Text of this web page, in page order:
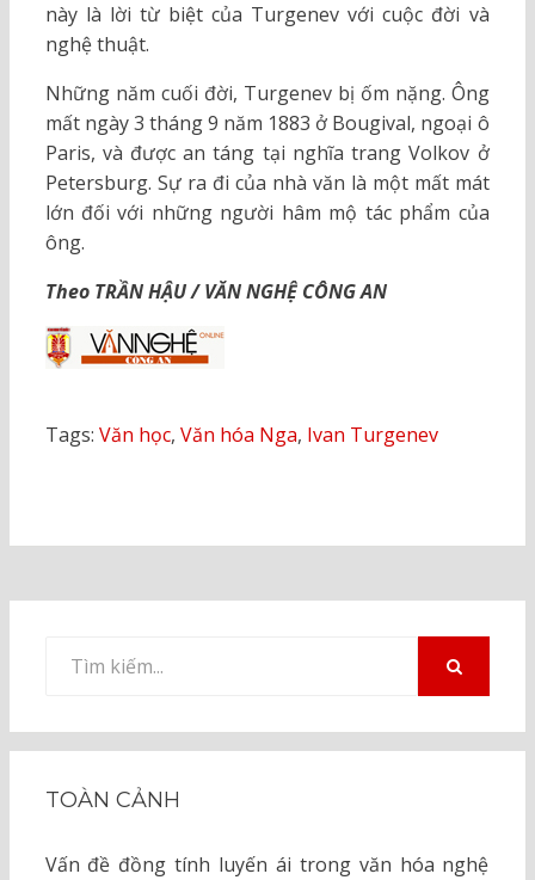
này là lời từ biệt của Turgenev với cuộc đời và
nghệ thuật.
Những năm cuối đời, Turgenev bị ốm nặng. Ông
mất ngày 3 tháng 9 năm 1883 ở Bougival, ngoại ô
Paris, và được an táng tại nghĩa trang Volkov ở
Petersburg. Sự ra đi của nhà văn là một mất mát
lớn đối với những người hâm mộ tác phẩm của
ông.
Theo TRẦN HẬU / VĂN NGHỆ CÔNG AN
Tags: Văn học, Văn hóa Nga, Ivan Turgenev
kiếm
TOÀN CẢNH
Vấn đề đồng tính luyến ái trong văn hóa nghệ